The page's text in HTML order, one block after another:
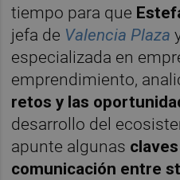
tiempo para que
jefa de Valencia Plaza
especializada en
emprendimiento,
retos y las
desarrollo del
apunte algunas
comunicación entre